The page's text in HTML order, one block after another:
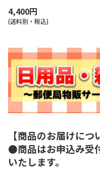
4,400円
(送料別・税込)
【商品のお届けにつ
●商品はお申込み受
いたします。